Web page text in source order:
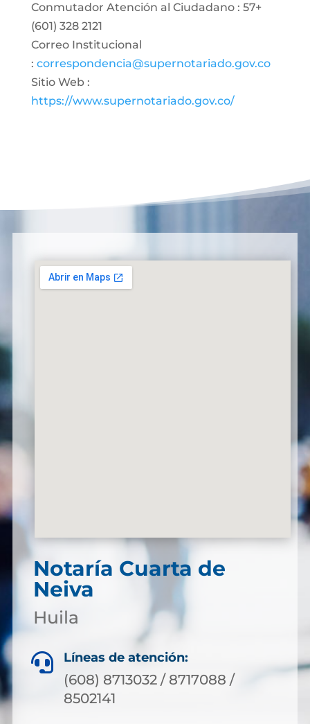
Conmutador Atención al Ciudadano : 57+
(601) 328 2121
Correo Institucional
: correspondencia@supernotariado.gov.co
Sitio Web :
https://www.supernotariado.gov.co/
Notaría Cuarta de
Neiva
Huila
 Líneas de atención:
(608) 8713032 / 8717088 /
8502141